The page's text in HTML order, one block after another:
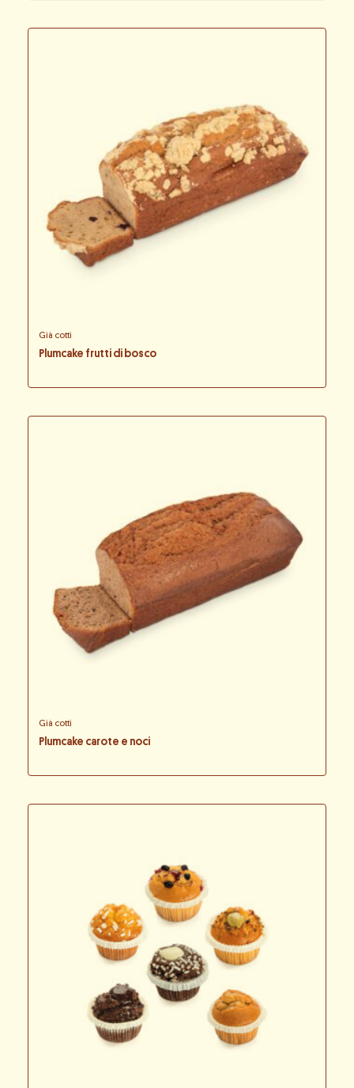
Già cotti
Plumcake frutti di bosco
Già cotti
Plumcake carote e noci